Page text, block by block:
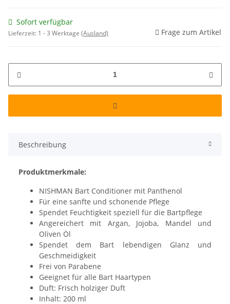
Sofort verfügbar
Lieferzeit: 1 - 3 Werktage (Ausland) Frage zum Artikel
Beschreibung
Produktmerkmale:
NISHMAN Bart Conditioner mit Panthenol
Für eine sanfte und schonende Pflege
Spendet Feuchtigkeit speziell für die Bartpflege
Angereichert mit Argan, Jojoba, Mandel und
Oliven Öl
Spendet dem Bart lebendigen Glanz und
Geschmeidigkeit
Frei von Parabene
Geeignet für alle Bart Haartypen
Duft: Frisch holziger Duft
Inhalt: 200 ml